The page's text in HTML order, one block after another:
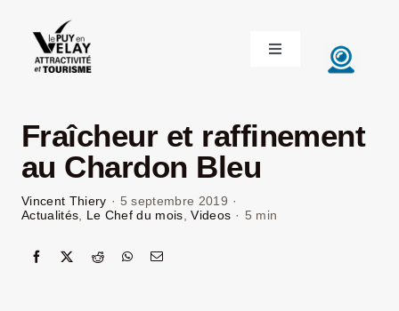
contenu
Toggle
Navigation
DÉCOUVRIR LE VELAY
INVESTIR EN VELAY
Fraîcheur et raffinement
au Chardon Bleu
Vincent Thiery · 5 septembre 2019 ·
Actualités
Le Chef du mois ,Videos · 5 min